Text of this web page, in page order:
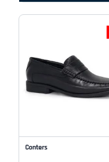
Conters